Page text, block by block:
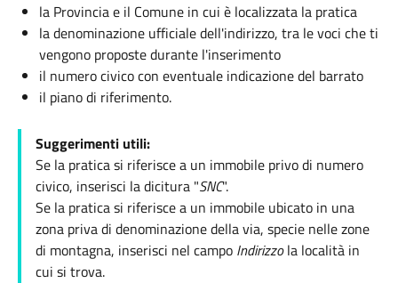
la Provincia e il Comune in cui è localizzata la pratica
la denominazione ufficiale dell'indirizzo, tra le voci che ti
vengono proposte durante l'inserimento
il numero civico con eventuale indicazione del barrato
il piano di riferimento.
Suggerimenti utili:
Se la pratica si riferisce a un immobile privo di numero
civico, inserisci la dicitura "SNC".
Se la pratica si riferisce a un immobile ubicato in una
zona priva di denominazione della via, specie nelle zone
di montagna, inserisci nel campo Indirizzola località in
cui si trova.